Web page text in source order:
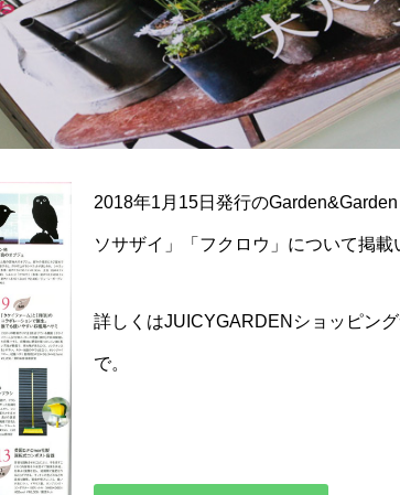
2018年1月15日発行の
ソサザイ」「フクロウ」について掲載
詳しくはJUICYGARDENショッピン
で。